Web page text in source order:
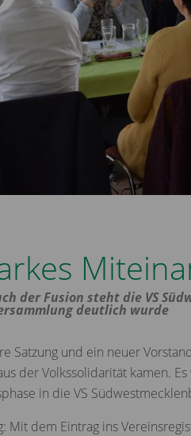
der Fusion steht die VS
deutlich wurde
Satzung und ein neuer
der Volkssolidarität kamen.
in die VS
Mit dem Eintrag ins